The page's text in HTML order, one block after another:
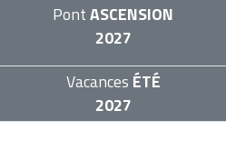
PontASCENSION
2027
Vacances ÉTÉ
2027